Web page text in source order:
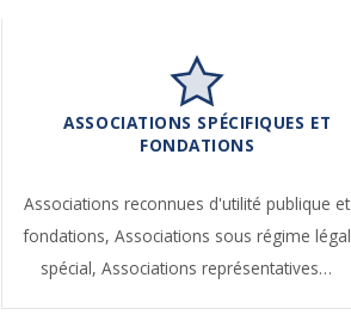
ASSOCIATIONS SPÉCIFIQUES ET
FONDATIONS
Associations reconnues d'utilité publique et
fondations, Associations sous régime légal
spécial,Associations représentatives…